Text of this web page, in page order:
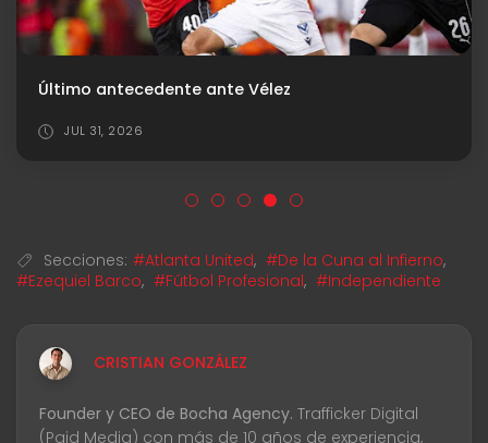
Último antecedente ante Vélez
JUL 31, 2026
Secciones: #Atlanta United, #De la Cuna al Infierno,
#Ezequiel Barco, #Fútbol Profesional, #Independiente
CRISTIAN GONZÁLEZ
Founder y CEO de Bocha Agency. Trafficker Digital
(Paid Media) con más de 10 años de experiencia,